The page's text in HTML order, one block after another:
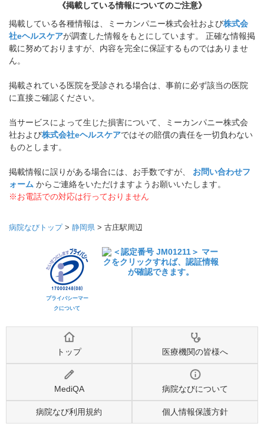
《掲載している情報についてのご注意》
掲載している各種情報は、ミーカンパニー株式会社および株式会
社eヘルスケアが調査した情報をもとにしています。 正確な情報掲
載に努めておりますが、内容を完全に保証するものではありませ
ん。
掲載されている医院を受診される場合は、事前に必ず該当の医院
に直接ご確認ください。
当サービスによって生じた損害について、ミーカンパニー株式会
社および株式会社eヘルスケアではその賠償の責任を一切負わない
ものとします。
掲載情報に誤りがある場合には、お手数ですが、 お問い合わせフ
ォーム からご連絡をいただけますようお願いいたします。
※お電話での対応は行っておりません
病院なびトップ> 静岡県 > 古庄駅周辺
プライバシーマー
クについて
トップ 医療機関の皆様へ
MediQA 病院なびについて
病院なび利用規約 個人情報保護方針